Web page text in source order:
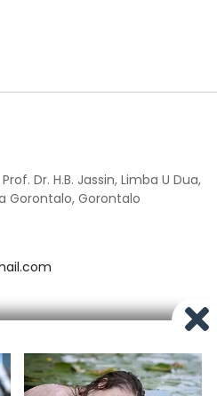
Dr. H.B. Jassin, Limba U Dua,
Gorontalo, Gorontalo